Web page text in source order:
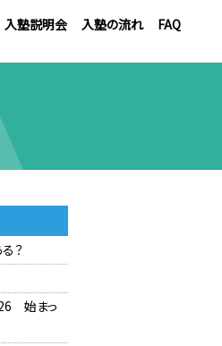
入塾説明会 入塾の流れ FAQ
？
始まっ